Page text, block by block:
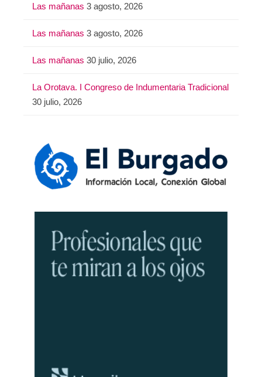
Las mañanas 3 agosto, 2026
Las mañanas 3 agosto, 2026
Las mañanas 30 julio, 2026
La Orotava. I Congreso de Indumentaria Tradicional
30 julio, 2026